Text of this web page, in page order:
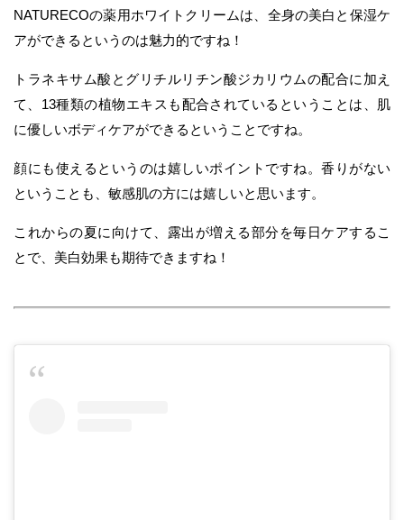
NATURECOの薬用ホワイトクリームは、全身の美白と保湿ケ
アができるというのは魅力的ですね！
トラネキサム酸とグリチルリチン酸ジカリウムの配合に加え
て、13種類の植物エキスも配合されているということは、肌
に優しいボディケアができるということですね。
顔にも使えるというのは嬉しいポイントですね。香りがない
ということも、敏感肌の方には嬉しいと思います。
これからの夏に向けて、露出が増える部分を毎日ケアするこ
とで、美白効果も期待できますね！